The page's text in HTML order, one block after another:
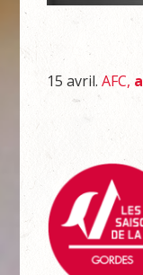
15 avril. AFC,